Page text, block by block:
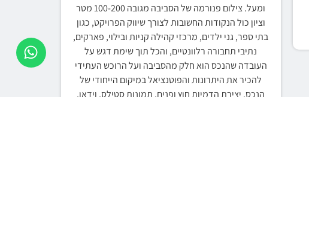
ומעל. צילום פנורמה של הסביבה מגובה 100-200 מטר
וציון כול הנקודות החשובות לצורך שיווק הפרויקט, כגון
בתי ספר, גני ילדים, מרכזי קהילה קניות ובילוי, פארקים,
נתיבי תחבורה רלוונטיים, והכל תוך שימת דגש על
העובדה שהנכס הוא חלק מהסביבה ועל הרוכש העתידי
להכיר את היתרונות והפוטנציאל במיקום הייחודי של
הנכס. יצירת הדמיות חוץ ופנים, תמונות סטילס, וידאו,